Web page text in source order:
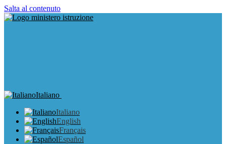
Salta al contenuto
Italiano
Italiano
English
Français
Español